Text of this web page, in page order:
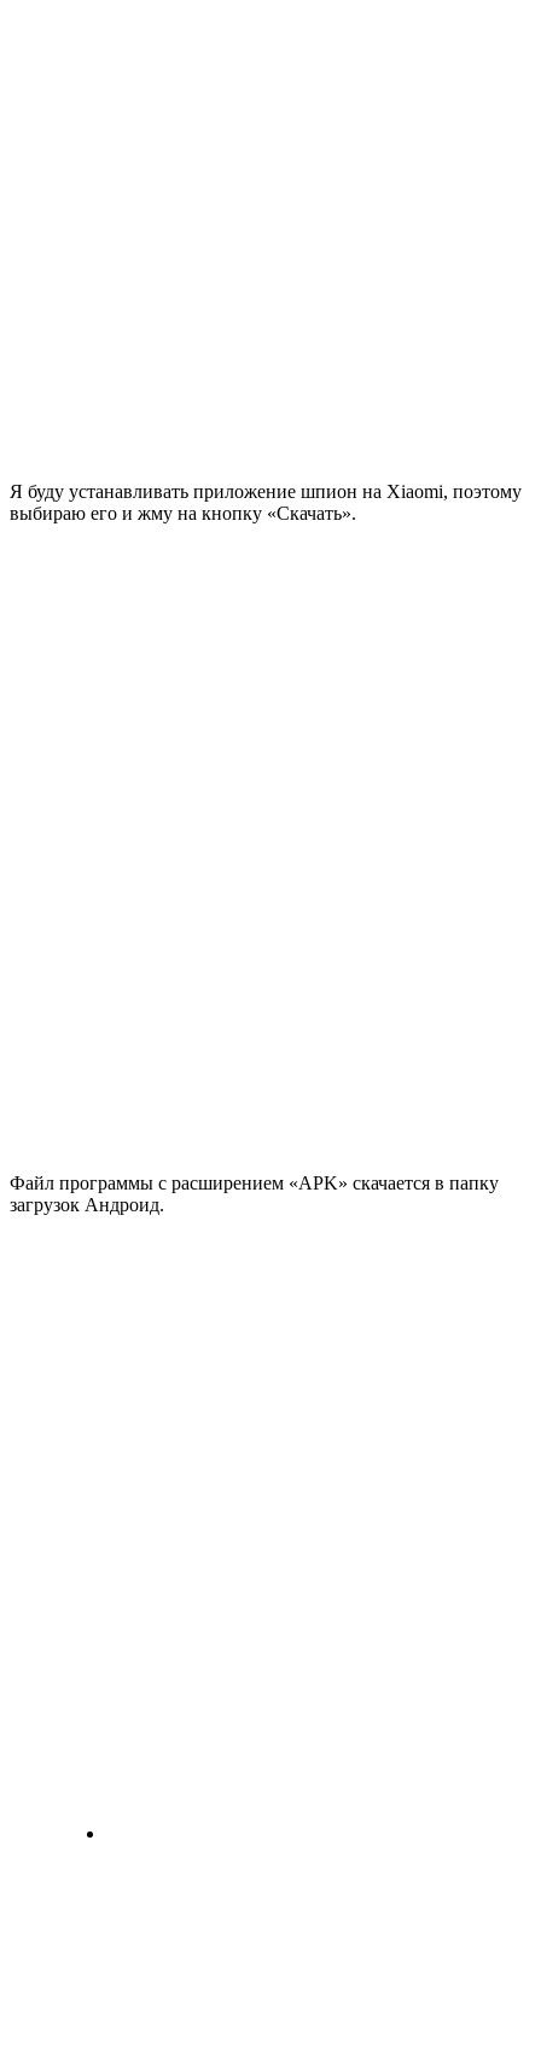
Я буду устанавливать приложение шпион на Xiaomi, поэтому
выбираю его и жму на кнопку «Скачать».
Файл программы с расширением «APK» скачается в папку
загрузок Андроид.